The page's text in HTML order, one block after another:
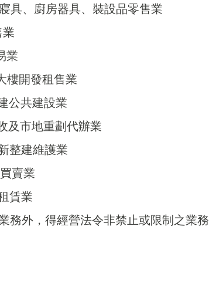
具、廚房器具、裝設品零售業
業
業
樓開發租售業
公共建設業
及市地重劃代辦業
整建維護業
賣業
賃業
務外，得經營法令非禁止或限制之業務